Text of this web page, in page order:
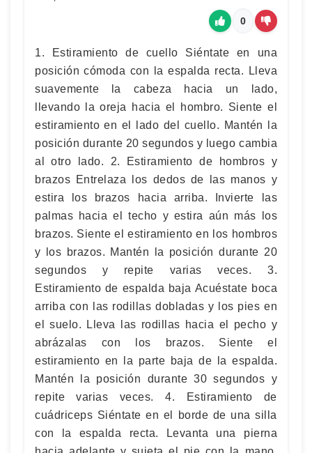
0
1. Estiramiento de cuello Siéntate en una
posición cómoda con la espalda recta. Lleva
suavemente la cabeza hacia un lado,
llevando la oreja hacia el hombro. Siente el
estiramiento en el lado del cuello. Mantén la
posición durante 20 segundos y luego cambia
al otro lado. 2. Estiramiento de hombros y
brazos Entrelaza los dedos de las manos y
estira los brazos hacia arriba. Invierte las
palmas hacia el techo y estira aún más los
brazos. Siente el estiramiento en los hombros
y los brazos. Mantén la posición durante 20
segundos y repite varias veces. 3.
Estiramiento de espalda baja Acuéstate boca
arriba con las rodillas dobladas y los pies en
el suelo. Lleva las rodillas hacia el pecho y
abrázalas con los brazos. Siente el
estiramiento en la parte baja de la espalda.
Mantén la posición durante 30 segundos y
repite varias veces. 4. Estiramiento de
cuádriceps Siéntate en el borde de una silla
con la espalda recta. Levanta una pierna